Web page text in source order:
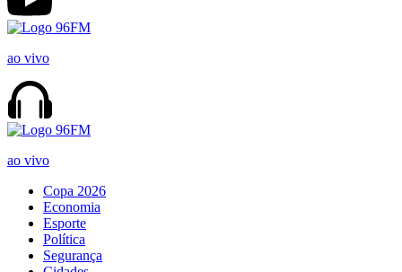
ao vivo
ao vivo
Copa 2026
Economia
Esporte
Política
Segurança